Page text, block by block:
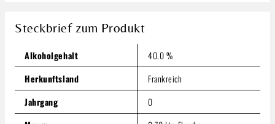
999,00 €
(1.427,14 € / 1 Liter)
Preise inkl. MwSt. zzgl. Versandkosten
Produkt Anzahl: Gib den gewünschten Wert ein oder
In den Warenkorb
Steckbrief zum Produkt
Alkoholgehalt
40.0 %
Herkunftsland
Frankreich
Jahrgang
0